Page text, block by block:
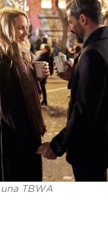
TBWA